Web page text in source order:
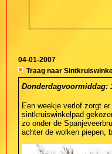
04-01-2007
Traag naar
Donderdagvoormiddag:
Een weekje verlof zorgt
sintkruiswinkelpad
zo onder de
achter de wolken piepen,